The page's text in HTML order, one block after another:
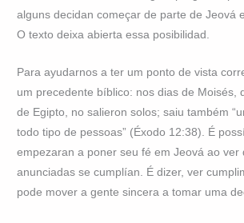
alguns decidan começar de parte de Jeová
O texto deixa abierta essa posibilidad.
Para ayudarnos a ter um ponto de vista
um precedente bíblico: nos dias de Moisés,
de Egipto, no salieron solos; saiu também
todo tipo de pessoas” (Éxodo 12:38). É
empezaran a poner seu fé em Jeová ao ver
anunciadas se cumplían. É dizer, ver
pode mover a gente sincera a tomar uma